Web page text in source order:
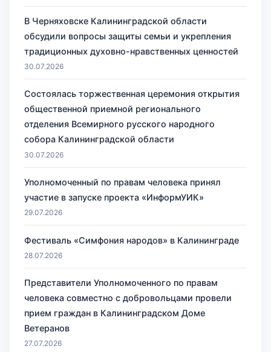
В Черняховске Калининградской области
обсудили вопросы защиты семьи и укрепления
традиционных духовно-нравственных ценностей
30.07.2026
Состоялась торжественная церемония открытия
общественной приемной регионального
отделения Всемирного русского народного
собора Калининградской области
30.07.2026
Уполномоченный по правам человека принял
участие в запуске проекта «ИнформУИК»
29.07.2026
Фестиваль «Симфония народов» в Калининграде
28.07.2026
Представители Уполномоченного по правам
человека совместно с добровольцами провели
прием граждан в Калининградском Доме
Ветеранов
27.07.2026